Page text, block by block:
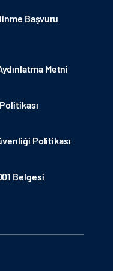
Başvuru
Metni
Politikası
Belgesi